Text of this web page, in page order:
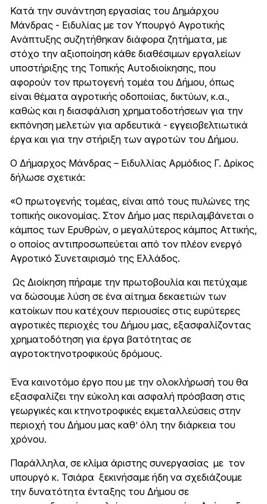
Κατά την συνάντηση εργασίας του Δημάρχου
Μάνδρας - Ειδυλίας με τον Υπουργό Αγροτικής
Ανάπτυξης συζητήθηκαν διάφορα ζητήματα, με
στόχο την αξιοποίηση κάθε διαθέσιμων εργαλείων
υποστήριξης της Τοπικής Αυτοδιοίκησης, που
αφορούν τον πρωτογενή τομέα του Δήμου, όπως
είναι θέματα αγροτικής οδοποιίας, δικτύων, κ.α.,
καθώς και η διασφάλιση χρηματοδοτήσεων για την
εκπόνηση μελετών για αρδευτικά - εγγειοβελτιωτικά
έργα και για την στήριξη των αγροτών του Δήμου.
Ο Δήμαρχος Μάνδρας – Ειδυλλίας Αρμόδιος Γ. Δρίκος
δήλωσε σχετικά:
«Ο πρωτογενής τομέας, είναι από τους πυλώνες της
τοπικής οικονομίας. Στον Δήμο μας περιλαμβάνεται ο
κάμπος των Ερυθρών, ο μεγαλύτερος κάμπος Αττικής,
ο οποίος αντιπροσωπεύεται από τον πλέον ενεργό
Αγροτικό Συνεταιρισμό της Ελλάδος.
Ως Διοίκηση πήραμε την πρωτοβουλία και πετύχαμε
να δώσουμε λύση σε ένα αίτημα δεκαετιών των
κατοίκων που κατέχουν περιουσίες στις ευρύτερες
αγροτικές περιοχές του Δήμου μας, εξασφαλίζοντας
χρηματοδότηση για έργα βατότητας σε
αγροτοκτηνοτροφικούς δρόμους.
Ένα καινοτόμο έργο που με την ολοκλήρωσή του θα
εξασφαλίζει την εύκολη και ασφαλή πρόσβαση στις
γεωργικές και κτηνοτροφικές εκμεταλλεύσεις στην
περιοχή του Δήμου μας καθ’ όλη την διάρκεια του
χρόνου.
Παράλληλα, σε κλίμα άριστης συνεργασίας με τον
υπουργό κ. Τσιάρα ξεκινήσαμε ήδη να σχεδιάζουμε
την δυνατότητα ένταξης του Δήμου σε